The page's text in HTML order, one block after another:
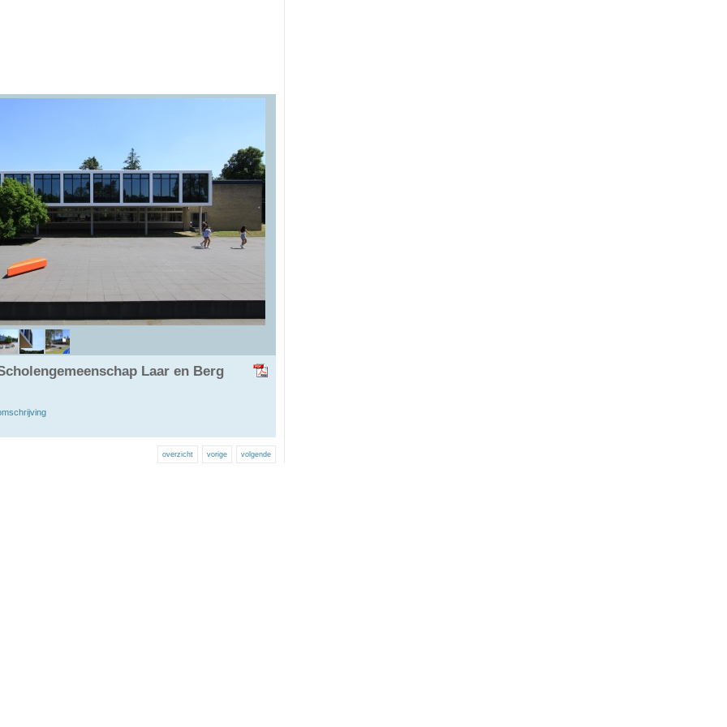
Laar en Berg
volgende
vorige
overzicht